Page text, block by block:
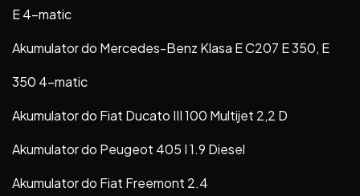
E 4-matic
Akumulator do Mercedes-Benz Klasa E C207 E 350, E
350 4-matic
Akumulator do Fiat Ducato III 100 Multijet 2,2 D
Akumulator do Peugeot 405 I 1.9 Diesel
Akumulator do Fiat Freemont 2.4